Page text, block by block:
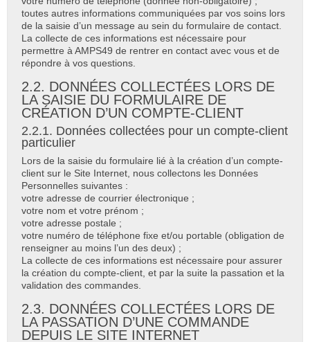
toutes autres informations communiquées par vos soins lors
de la saisie d’un message au sein du formulaire de contact.
La collecte de ces informations est nécessaire pour
permettre à AMPS49 de rentrer en contact avec vous et de
répondre à vos questions.
2.2. DONNÉES COLLECTÉES LORS DE
LA SAISIE DU FORMULAIRE DE
CRÉATION D’UN COMPTE-CLIENT
2.2.1. Données collectées pour un compte-client
particulier
Lors de la saisie du formulaire lié à la création d’un compte-
client sur le Site Internet, nous collectons les Données
Personnelles suivantes :
votre adresse de courrier électronique ;
votre nom et votre prénom ;
votre adresse postale ;
votre numéro de téléphone fixe et/ou portable (obligation de
renseigner au moins l’un des deux) ;
La collecte de ces informations est nécessaire pour assurer
la création du compte-client, et par la suite la passation et la
validation des commandes.
2.3. DONNÉES COLLECTÉES LORS DE
LA PASSATION D’UNE COMMANDE
DEPUIS LE SITE INTERNET